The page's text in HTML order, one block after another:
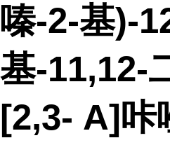
嗪-2-基)-
基-11,12-
[2,3- A]咔